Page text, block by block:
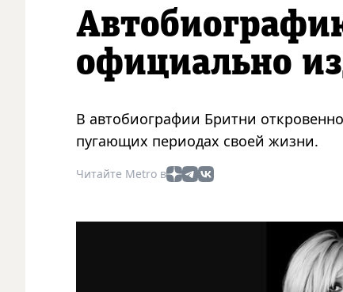
официально
В автобиографии Бритни
пугающих периодах своей жизни.
Читайте Metro в